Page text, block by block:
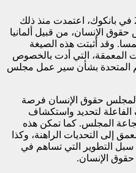
هذه الصيغة التي أطلقت سنة 2010 في بانكوك، اعتمدت منذ ذلك
الإنسان، من قبيل ألمانيا
وقد أثبتت هذه الصيغة
المعمقة، التي أدت بالخصوص
المتحدة بشأن سير عمل مجلس
لمجلس حقوق الإنسان فرصة
لتحديد واستكشاف
المجلس. كما تمكن هذه
إلى التحديات الراهنة، وكذا
التطوير التي تساهم في
الإنسان.